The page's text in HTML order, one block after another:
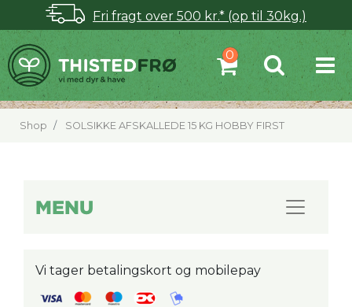
Fri fragt over 500 kr.* (op til 30kg.)
Shop SOLSIKKE AFSKALLEDE 15 KG HOBBY FIRST
MENU
Vi tager betalingskort og mobilepay